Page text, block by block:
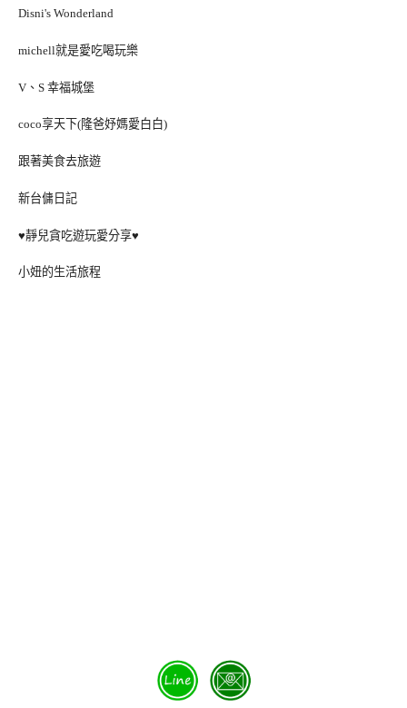
Disni's Wonderland
michell就是愛吃喝玩樂
V、S 幸福城堡
coco享天下(隆爸妤媽愛白白)
跟著美食去旅遊
新台傭日記
♥靜兒貪吃遊玩愛分享♥
小妞的生活旅程